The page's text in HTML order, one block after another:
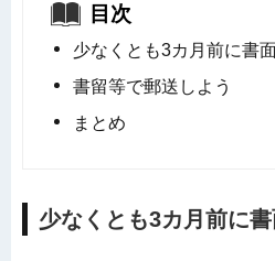
目次
少なくとも3カ月前に書
書留等で郵送しよう
まとめ
少なくとも3カ月前に